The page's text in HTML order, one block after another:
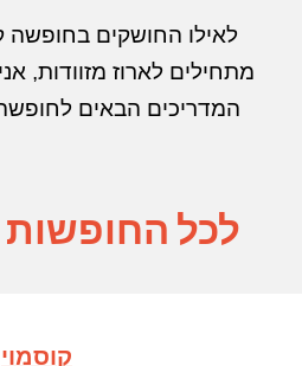
לאילו החושקים בחופשה
מתחילים לארוז מזוודות,
המדריכים הבאים
לכל
קוסמוי